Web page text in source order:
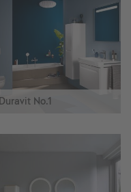
Duravit No.1